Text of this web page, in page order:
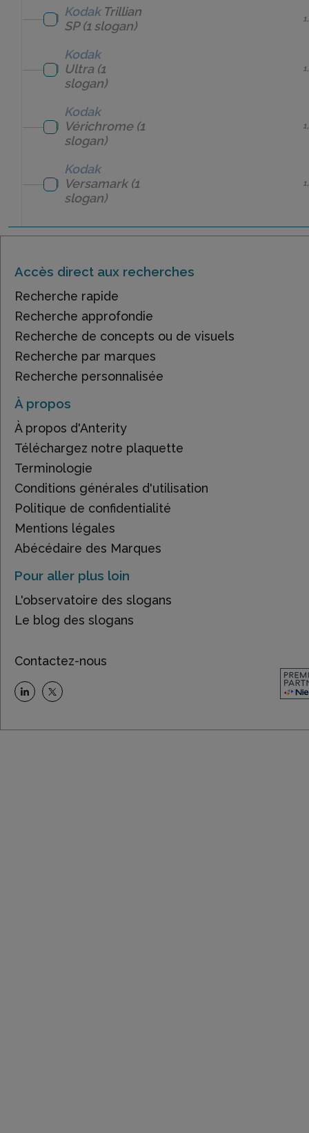
Kodak Trillian
SP(1 slogan)
Kodak
Ultra(1
slogan)
Kodak
Vérichrome(1
slogan)
Kodak
Versamark(1
slogan)
Accès direct aux recherches
Recherche rapide
Recherche approfondie
Recherche de concepts ou de visuels
Recherche par marques
Recherche personnalisée
À propos
À propos d'Anterity
Téléchargez notre plaquette
Terminologie
Conditions générales d'utilisation
Politique de confidentialité
Mentions légales
Abécédaire des Marques
Pour aller plus loin
L'observatoire des slogans
Le blog des slogans
Contactez-nous